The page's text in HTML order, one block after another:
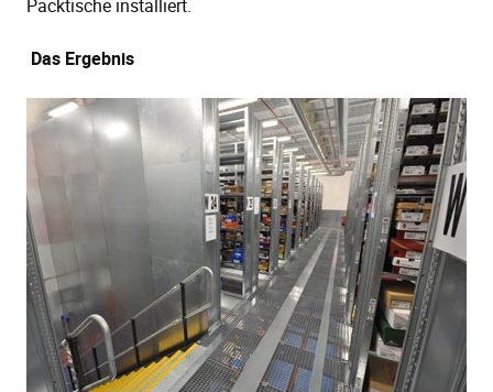
Packtische installiert.
Das Ergebnis